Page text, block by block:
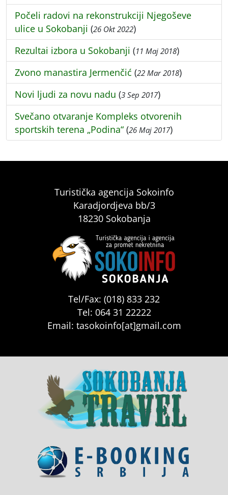
Počeli radovi na rekonstrukciji Njegoševe
ulice u Sokobanji (26 Okt 2022)
Rezultai izbora u Sokobanji (11 Maj 2018)
Zvono manastira Jermenčić (22 Mar 2018)
Novi ljudi za novu nadu (3 Sep 2017)
Svečano otvaranje Kompleks otvorenih
sportskih terena „Podina“ (26 Maj 2017)
Turistička agencija Sokoinfo
Karadjordjeva bb/3
18230 Sokobanja
Tel/Fax: (018) 833 232
Tel: 064 31 22222
Email: tasokoinfo[at]gmail.com